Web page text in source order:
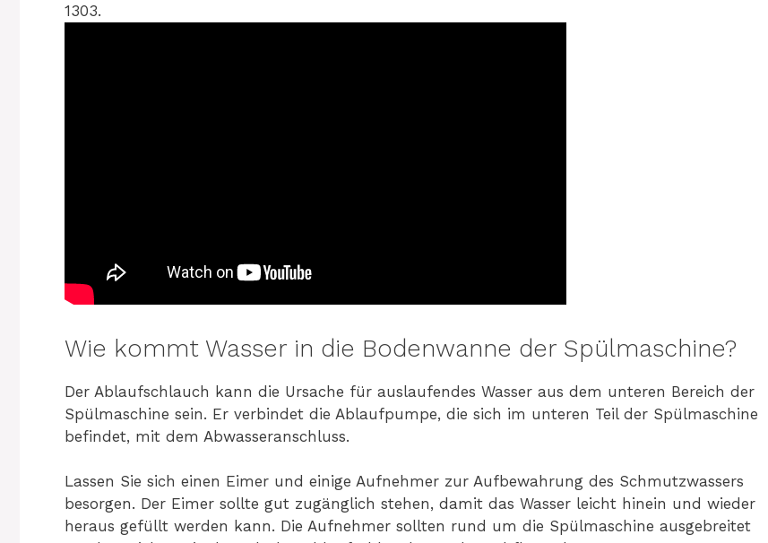
1303.
Wie kommt Wasser in die Bodenwanne der Spülmaschine?
Der Ablaufschlauch kann die Ursache für auslaufendes Wasser aus dem unteren Bereich der
Spülmaschine sein. Er verbindet die Ablaufpumpe, die sich im unteren Teil der Spülmaschine
befindet, mit dem Abwasseranschluss.
Lassen Sie sich einen Eimer und einige Aufnehmer zur Aufbewahrung des Schmutzwassers
besorgen. Der Eimer sollte gut zugänglich stehen, damit das Wasser leicht hinein und wieder
heraus gefüllt werden kann. Die Aufnehmer sollten rund um die Spülmaschine ausgebreitet